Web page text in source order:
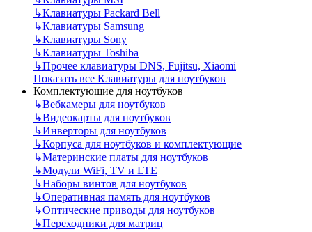
↳Клавиатуры Packard Bell
↳Клавиатуры Samsung
↳Клавиатуры Sony
↳Клавиатуры Toshiba
↳Прочее клавиатуры DNS, Fujitsu, Xiaomi
Показать все Клавиатуры для ноутбуков
Комплектующие для ноутбуков
↳Вебкамеры для ноутбуков
↳Видеокарты для ноутбуков
↳Инверторы для ноутбуков
↳Корпуса для ноутбуков и комплектующие
↳Материнские платы для ноутбуков
↳Модули WiFi, TV и LTE
↳Наборы винтов для ноутбуков
↳Оперативная память для ноутбуков
↳Оптические приводы для ноутбуков
↳Переходники для матриц